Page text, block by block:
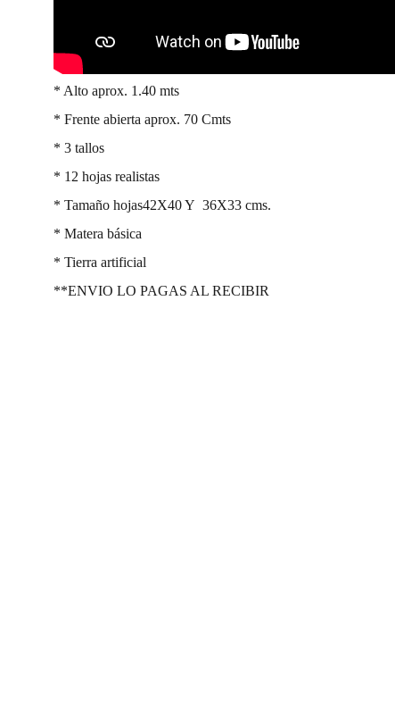
* Alto aprox. 1.40 mts
* Frente abierta aprox. 70 Cmts
* 3 tallos
* 12 hojas realistas
* Tamaño hojas42X40 Y 36X33 cms.
* Matera básica
* Tierra artificial
**ENVIO LO PAGAS AL RECIBIR